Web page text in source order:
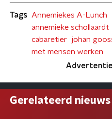
Tags
Annemiekes A-Lunch
annemieke schollaardt
cabaretier
johan
met mensen werken
Advertentie
Gerelateerd nieuws